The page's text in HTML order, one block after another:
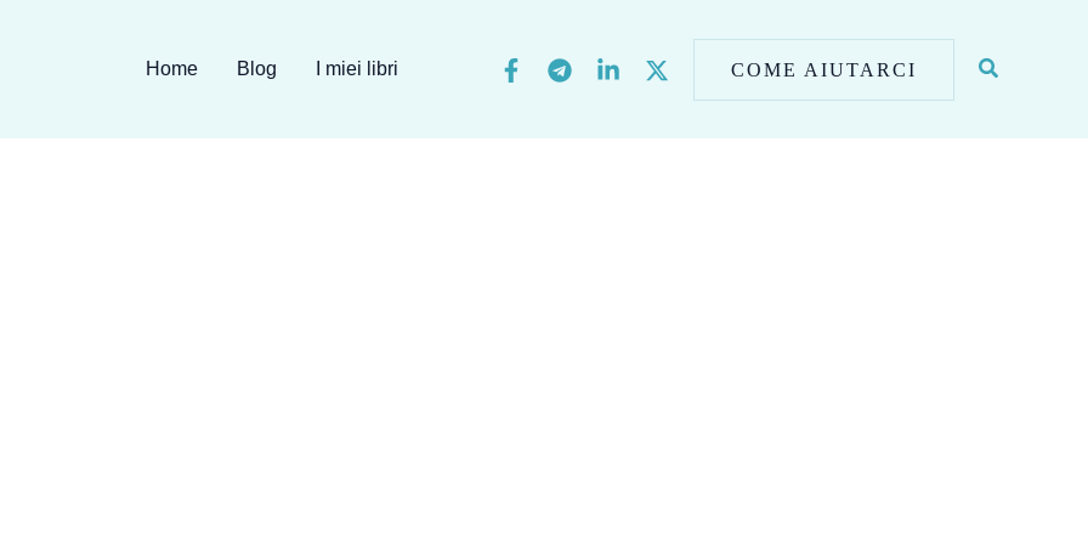
Home Blog I miei libri COME AIUTARCI